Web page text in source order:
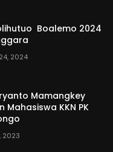
Boalemo 2024
2024
Mamangkey
Mahasiswa KKN PK
2023